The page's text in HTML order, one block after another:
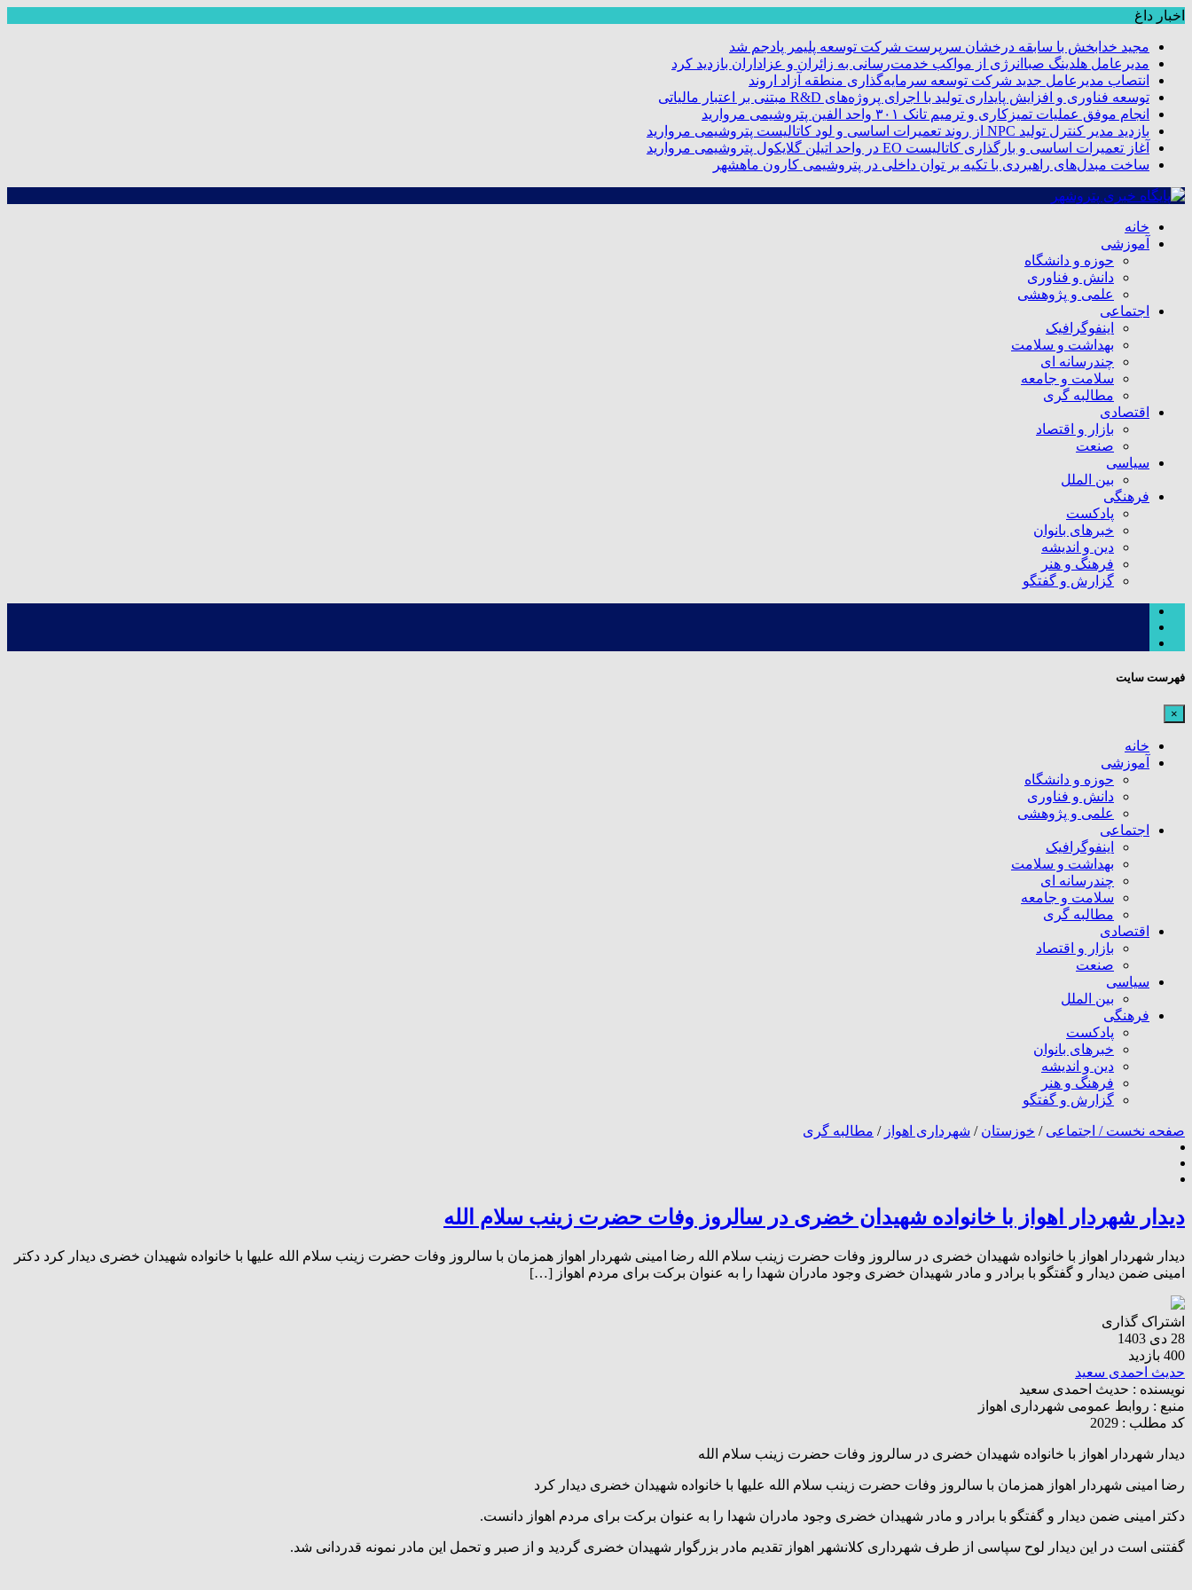
اخبار داغ
مجید خدابخش با سابقه درخشان سرپرست شرکت توسعه پلیمر پادجم شد
مدیرعامل هلدینگ صباانرژی از مواکب خدمت‌رسانی به زائران و عزاداران بازدید کرد
انتصاب مدیرعامل جدید شرکت توسعه سرمایه‌گذاری منطقه آزاد اروند
توسعه فناوری و افزایش پایداری تولید با اجرای پروژه‌های R&D مبتنی بر اعتبار مالیاتی
انجام موفق عملیات تمیزکاری و ترمیم تانک ۳۰۱ واحد الفین پتروشیمی مروارید
بازدید مدیر کنترل تولید NPC از روند تعمیرات اساسی و لود کاتالیست پتروشیمی مروارید
آغاز تعمیرات اساسی و بارگذاری کاتالیست EO در واحد اتیلن گلایکول پتروشیمی مروارید
ساخت مبدل‌های راهبردی با تکیه بر توان داخلی در پتروشیمی کارون ماهشهر
خانه
آموزشی
حوزه و دانشگاه
دانش و فناوری
علمی و پژوهشی
اجتماعی
اینفوگرافیک
بهداشت و سلامت
چندرسانه ای
سلامت و جامعه
مطالبه گری
اقتصادی
بازار و اقتصاد
صنعت
سیاسی
بین الملل
فرهنگی
پادکست
خبرهای بانوان
دین و اندیشه
فرهنگ و هنر
گزارش و گفتگو
فهرست سایت
×
خانه
آموزشی
حوزه و دانشگاه
دانش و فناوری
علمی و پژوهشی
اجتماعی
اینفوگرافیک
بهداشت و سلامت
چندرسانه ای
سلامت و جامعه
مطالبه گری
اقتصادی
بازار و اقتصاد
صنعت
سیاسی
بین الملل
فرهنگی
پادکست
خبرهای بانوان
دین و اندیشه
فرهنگ و هنر
گزارش و گفتگو
صفحه نخست / اجتماعی / خوزستان / شهرداری اهواز / مطالبه گری
دیدار شهردار اهواز با خانواده شهیدان خضری در سالروز وفات حضرت زینب سلام الله
دیدار شهردار اهواز با خانواده شهیدان خضری در سالروز وفات حضرت زینب سلام الله رضا امینی شهردار اهواز همزمان با سالروز وفات حضرت زینب سلام الله علیها با خانواده شهیدان خضری دیدار کرد دکتر
امینی ضمن دیدار و گفتگو با برادر و مادر شهیدان خضری وجود مادران شهدا را به عنوان برکت برای مردم اهواز […]
اشتراک گذاری
28 دی 1403
400 بازدید
حدیث احمدی سعید
نویسنده : حدیث احمدی سعید
منبع : روابط عمومی شهرداری اهواز
کد مطلب : 2029
دیدار شهردار اهواز با خانواده شهیدان خضری در سالروز وفات حضرت زینب سلام الله
رضا امینی شهردار اهواز همزمان با سالروز وفات حضرت زینب سلام الله علیها با خانواده شهیدان خضری دیدار کرد
دکتر امینی ضمن دیدار و گفتگو با برادر و مادر شهیدان خضری وجود مادران شهدا را به عنوان برکت برای مردم اهواز دانست.
گفتنی است در این دیدار لوح سپاسی از طرف شهرداری کلانشهر اهواز تقدیم مادر بزرگوار شهیدان خضری گردید و از صبر و تحمل این مادر نمونه قدردانی شد.